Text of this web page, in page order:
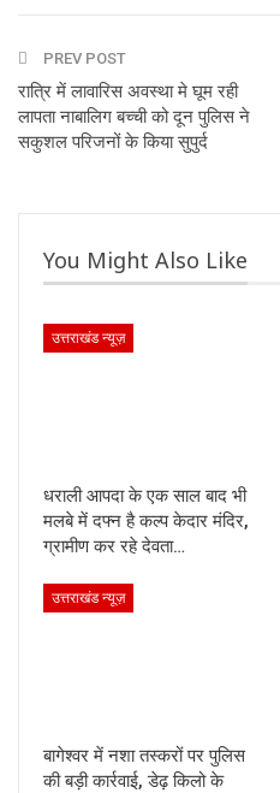
PREV POST
रात्रि में लावारिस अवस्था मे घूम रही
लापता नाबालिग बच्ची को दून पुलिस ने
सकुशल परिजनों के किया सुपुर्द
You Might Also Like
उत्तराखंड न्यूज़
धराली आपदा के एक साल बाद भी
मलबे में दफ्न है कल्प केदार मंदिर,
ग्रामीण कर रहे देवता…
उत्तराखंड न्यूज़
बागेश्वर में नशा तस्करों पर पुलिस
की बड़ी कार्रवाई, डेढ़ किलो के